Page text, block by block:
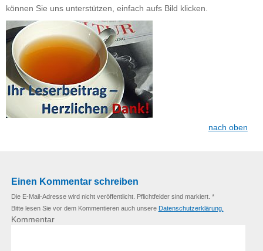
können Sie uns unterstützen, einfach aufs Bild klicken.
nach oben
Einen Kommentar schreiben
Die E-Mail-Adresse wird nicht veröffentlicht. Pflichtfelder sind markiert. *
Bitte lesen Sie vor dem Kommentieren auch unsere Datenschutzerklärung.
Kommentar